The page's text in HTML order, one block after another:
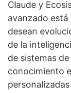
Claude y
avanzado
desean
de la
de sistemas
conocimiento